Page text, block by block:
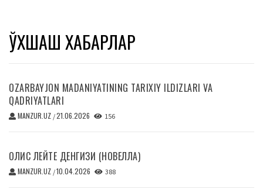
ЎХШАШ ХАБАРЛАР
OZARBAYJON MADANIYATINING TARIXIY ILDIZLARI VA
QADRIYATLARI
MANZUR.UZ /21.06.2026 156
ОЛИС ЛЕЙТЕ ДЕНГИЗИ (НОВЕЛЛА)
MANZUR.UZ /10.04.2026 388